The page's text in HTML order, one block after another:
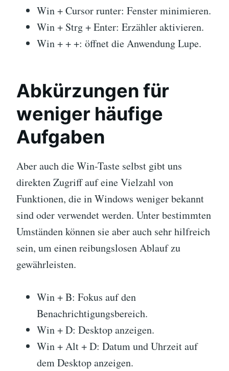
Win + Cursor runter: Fenster minimieren.
Win + Strg + Enter: Erzähler aktivieren.
Win + + +: öffnet die Anwendung Lupe.
Abkürzungen für
weniger häufige
Aufgaben
Aber auch die Win-Taste selbst gibt uns
direkten Zugriff auf eine Vielzahl von
Funktionen, die in Windows weniger bekannt
sind oder verwendet werden. Unter bestimmten
Umständen können sie aber auch sehr hilfreich
sein, um einen reibungslosen Ablauf zu
gewährleisten.
Win + B: Fokus auf den
Benachrichtigungsbereich.
Win + D: Desktop anzeigen.
Win + Alt + D: Datum und Uhrzeit auf
dem Desktop anzeigen.